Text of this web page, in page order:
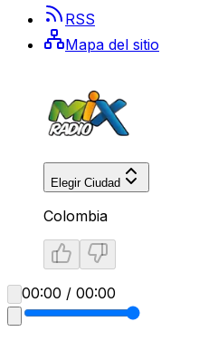
RSS
Mapa del sitio
Elegir Ciudad
Colombia
00:00 / 00:00